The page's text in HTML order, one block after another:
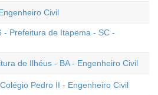
Civil
- Prefeitura de Itapema - SC -
de Ilhéus - BA - Engenheiro Civil
Pedro II - Engenheiro Civil